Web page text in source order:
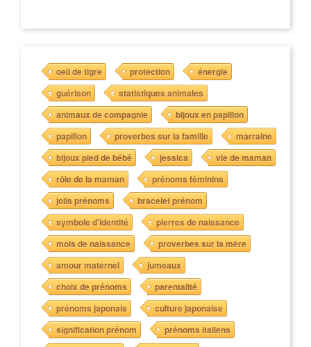
oeil de tigre protection
énergie
guérison
statistiques animales
animaux de compagnie
bijoux en papillon
papillon
proverbes sur la famille
marraine
bijoux pied de bébé
jessica
vie de maman
rôle de la maman
prénoms féminins
jolis prénoms
bracelet prénom
symbole d'identité
pierres de naissance
mois de naissance
proverbes sur la mère
amour maternel
jumeaux
choix de prénoms
parentalité
prénoms japonais
culture japonaise
signification prénom
prénoms italiens